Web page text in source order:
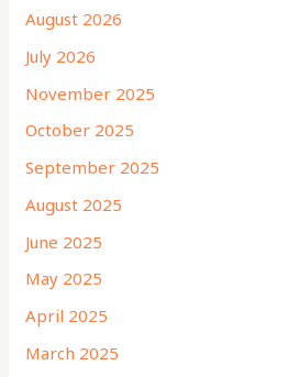
August 2026
July 2026
November 2025
October 2025
September 2025
August 2025
June 2025
May 2025
April 2025
March 2025